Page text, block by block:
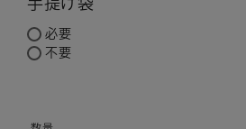
必要
不要